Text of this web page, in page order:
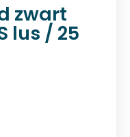
zwart
lus / 25